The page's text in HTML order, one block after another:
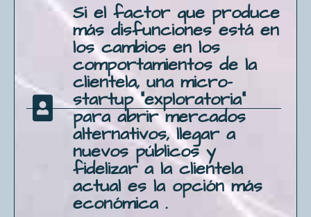
Si el factor que produce
más disfunciones está en
los cambios en los
comportamientos de la
clientela, una micro-
startup "exploratoria"
para abrir mercados
alternativos, llegar a
nuevos públicos y
fidelizar a la clientela
actual es la opción más
económica .